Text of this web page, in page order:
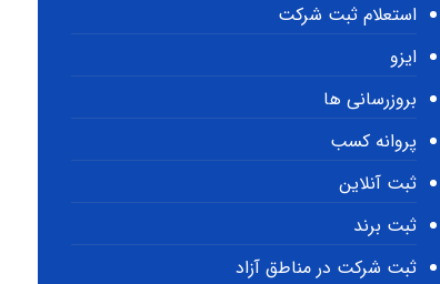
استعلام ثبت شرکت
ایزو
بروزرسانی ها
پروانه کسب
ثبت آنلاین
ثبت برند
ثبت شرکت در مناطق آزاد